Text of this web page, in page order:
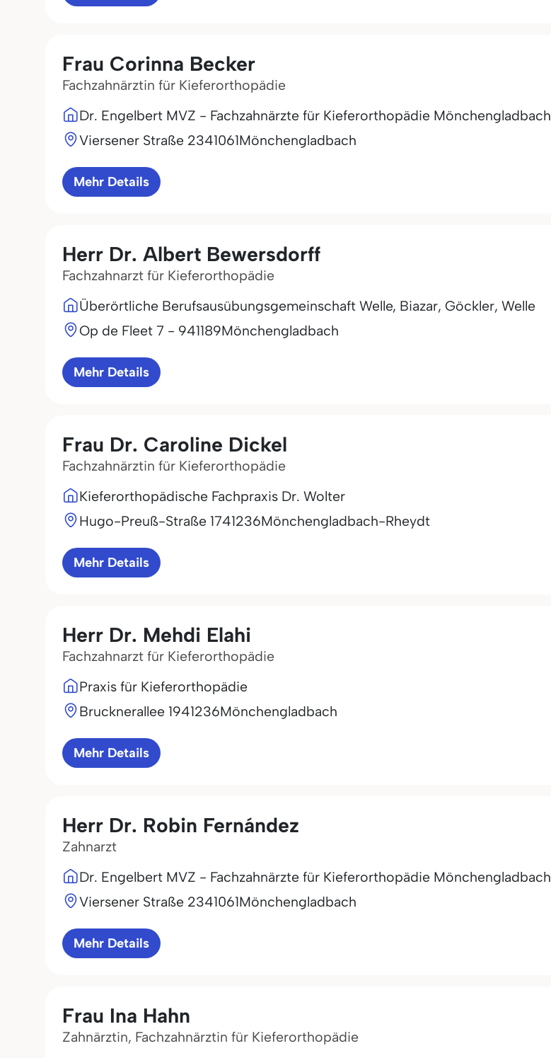
Frau Corinna Becker
Fachzahnärztin für Kieferorthopädie
Dr. Engelbert MVZ - Fachzahnärzte für Kieferorthopädie Mönchengladbach
Viersener Straße 2341061Mönchengladbach
Mehr Details
Herr Dr. Albert Bewersdorff
Fachzahnarzt für Kieferorthopädie
Überörtliche Berufsausübungsgemeinschaft Welle, Biazar, Göckler, Welle
Op de Fleet 7 - 941189Mönchengladbach
Mehr Details
Frau Dr. Caroline Dickel
Fachzahnärztin für Kieferorthopädie
Kieferorthopädische Fachpraxis Dr. Wolter
Hugo-Preuß-Straße 1741236Mönchengladbach-Rheydt
Mehr Details
Herr Dr. Mehdi Elahi
Fachzahnarzt für Kieferorthopädie
Praxis für Kieferorthopädie
Brucknerallee 1941236Mönchengladbach
Mehr Details
Herr Dr. Robin Fernández
Zahnarzt
Dr. Engelbert MVZ - Fachzahnärzte für Kieferorthopädie Mönchengladbach
Viersener Straße 2341061Mönchengladbach
Mehr Details
Frau Ina Hahn
Zahnärztin, Fachzahnärztin für Kieferorthopädie